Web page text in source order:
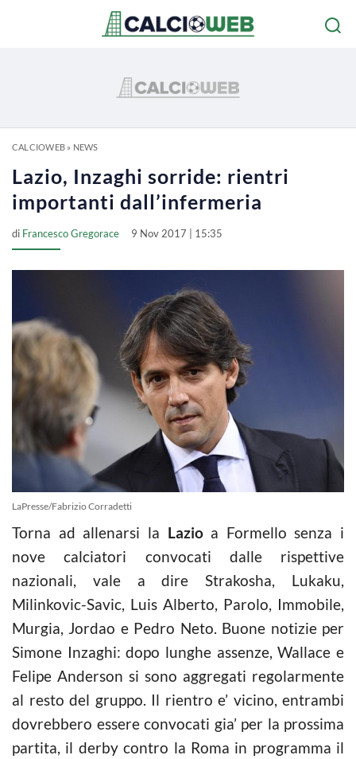
CALCIOWEB» NEWS
Lazio, Inzaghi sorride: rientri
importanti dall’infermeria
di Francesco Gregorace 9 Nov 2017 | 15:35
LaPresse/Fabrizio Corradetti
Torna ad allenarsi la Lazioa Formello senza i
nove calciatori convocati dalle rispettive
nazionali, vale a dire Strakosha, Lukaku,
Milinkovic-Savic, Luis Alberto, Parolo, Immobile,
Murgia, Jordao e Pedro Neto. Buone notizie per
Simone Inzaghi: dopo lunghe assenze, Wallace e
Felipe Anderson si sono aggregati regolarmente
al resto del gruppo. Il rientro e’ vicino, entrambi
dovrebbero essere convocati gia’ per la prossima
partita, il derby contro la Roma in programma il